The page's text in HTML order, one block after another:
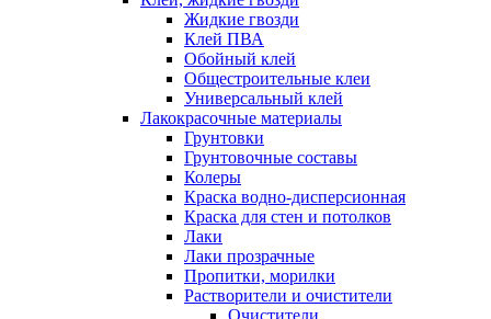
Жидкие гвозди
Клей ПВА
Обойный клей
Общестроительные клеи
Универсальный клей
Лакокрасочные материалы
Грунтовки
Грунтовочные составы
Колеры
Краска водно-дисперсионная
Краска для стен и потолков
Лаки
Лаки прозрачные
Пропитки, морилки
Растворители и очистители
Очистители